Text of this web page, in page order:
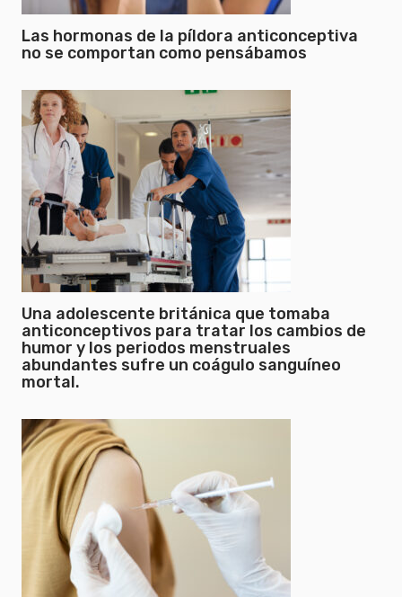
Las hormonas de la píldora anticonceptiva
no se comportan como pensábamos
Una adolescente británica que tomaba
anticonceptivos para tratar los cambios de
humor y los periodos menstruales
abundantes sufre un coágulo sanguíneo
mortal.